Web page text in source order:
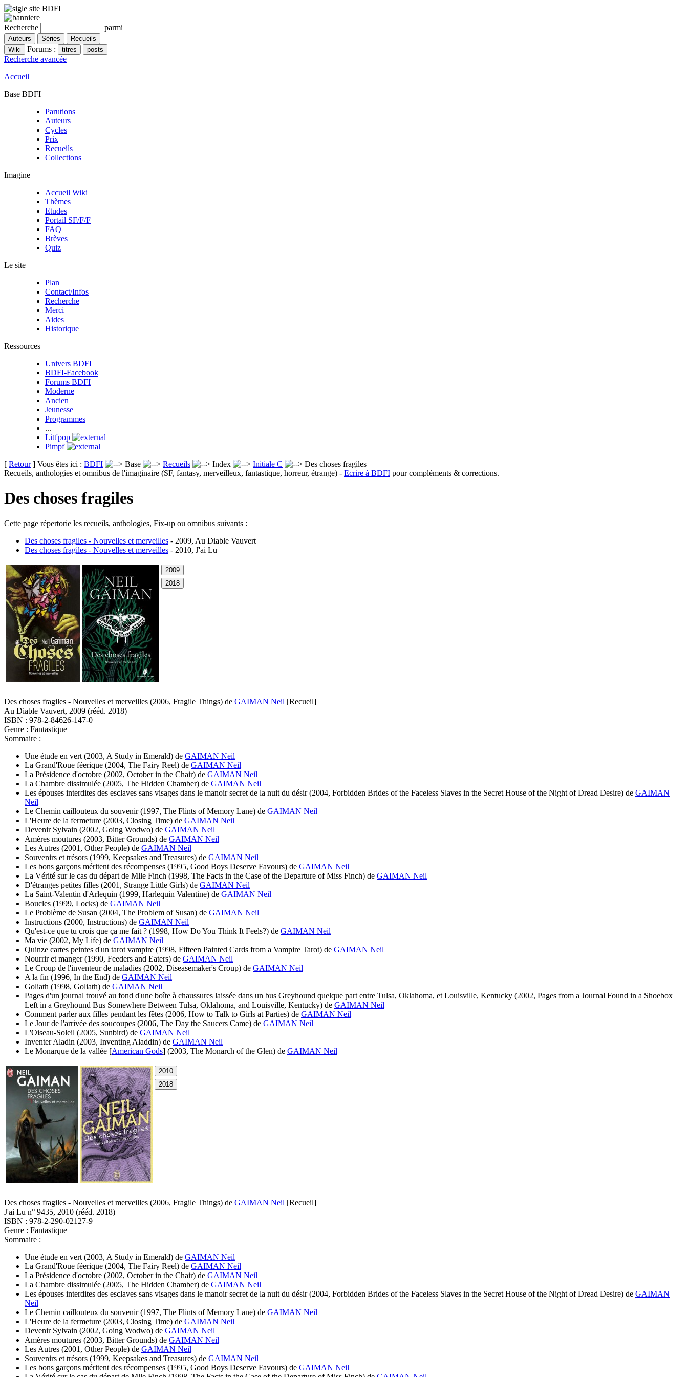
Recherche parmi
Forums :
Recherche avancée
Accueil
Base BDFI
Parutions
Auteurs
Cycles
Prix
Recueils
Collections
Imagine
Accueil Wiki
Thèmes
Etudes
Portail SF/F/F
FAQ
Brèves
Quiz
Le site
Plan
Contact/Infos
Recherche
Merci
Aides
Historique
Ressources
Univers BDFI
BDFI-Facebook
Forums BDFI
Moderne
Ancien
Jeunesse
Programmes
...
Litt'pop
Pimpf
[ Retour] Vous êtes ici : BDFI Base Recueils Index Initiale C
Des choses fragiles
Recueils, anthologies et omnibus de l'imaginaire (SF, fantasy, merveilleux, fantastique, horreur, étrange) - Ecrire à BDFI pour compléments & corrections.
Des choses fragiles
Cette page répertorie les recueils, anthologies, Fix-up ou omnibus suivants :
Des choses fragiles - Nouvelles et merveilles - 2009, Au Diable Vauvert
Des choses fragiles - Nouvelles et merveilles - 2010, J'ai Lu
Des choses fragiles - Nouvelles et merveilles (2006, Fragile Things) de GAIMAN Neil [Recueil]
Au Diable Vauvert, 2009 (rééd. 2018)
ISBN : 978-2-84626-147-0
Genre : Fantastique
Sommaire :
Une étude en vert (2003, A Study in Emerald) de GAIMAN Neil
La Grand'Roue féerique (2004, The Fairy Reel) de GAIMAN Neil
La Présidence d'octobre (2002, October in the Chair) de GAIMAN Neil
La Chambre dissimulée (2005, The Hidden Chamber) de GAIMAN Neil
Les épouses interdites des esclaves sans visages dans le manoir secret de la nuit du désir (2004, Forbidden Brides of the Faceless Slaves in the Secret House of the Night of Dread Desire) de GAIMAN
Neil
Le Chemin caillouteux du souvenir (1997, The Flints of Memory Lane) de GAIMAN Neil
L'Heure de la fermeture (2003, Closing Time) de GAIMAN Neil
Devenir Sylvain (2002, Going Wodwo) de GAIMAN Neil
Amères moutures (2003, Bitter Grounds) de GAIMAN Neil
Les Autres (2001, Other People) de GAIMAN Neil
Souvenirs et trésors (1999, Keepsakes and Treasures) de GAIMAN Neil
Les bons garçons méritent des récompenses (1995, Good Boys Deserve Favours) de GAIMAN Neil
La Vérité sur le cas du départ de Mlle Finch (1998, The Facts in the Case of the Departure of Miss Finch) de GAIMAN Neil
D'étranges petites filles (2001, Strange Little Girls) de GAIMAN Neil
La Saint-Valentin d'Arlequin (1999, Harlequin Valentine) de GAIMAN Neil
Boucles (1999, Locks) de GAIMAN Neil
Le Problème de Susan (2004, The Problem of Susan) de GAIMAN Neil
Instructions (2000, Instructions) de GAIMAN Neil
Qu'est-ce que tu crois que ça me fait ? (1998, How Do You Think It Feels?) de GAIMAN Neil
Ma vie (2002, My Life) de GAIMAN Neil
Quinze cartes peintes d'un tarot vampire (1998, Fifteen Painted Cards from a Vampire Tarot) de GAIMAN Neil
Nourrir et manger (1990, Feeders and Eaters) de GAIMAN Neil
Le Croup de l'inventeur de maladies (2002, Diseasemaker's Croup) de GAIMAN Neil
A la fin (1996, In the End) de GAIMAN Neil
Goliath (1998, Goliath) de GAIMAN Neil
Pages d'un journal trouvé au fond d'une boîte à chaussures laissée dans un bus Greyhound quelque part entre Tulsa, Oklahoma, et Louisville, Kentucky (2002, Pages from a Journal Found in a Shoebox
Left in a Greyhound Bus Somewhere Between Tulsa, Oklahoma, and Louisville, Kentucky) de GAIMAN Neil
Comment parler aux filles pendant les fêtes (2006, How to Talk to Girls at Parties) de GAIMAN Neil
Le Jour de l'arrivée des soucoupes (2006, The Day the Saucers Came) de GAIMAN Neil
L'Oiseau-Soleil (2005, Sunbird) de GAIMAN Neil
Inventer Aladin (2003, Inventing Aladdin) de GAIMAN Neil
Le Monarque de la vallée [American Gods] (2003, The Monarch of the Glen) de GAIMAN Neil
Des choses fragiles - Nouvelles et merveilles (2006, Fragile Things) de GAIMAN Neil [Recueil]
J'ai Lu n° 9435, 2010 (rééd. 2018)
ISBN : 978-2-290-02127-9
Genre : Fantastique
Sommaire :
Une étude en vert (2003, A Study in Emerald) de GAIMAN Neil
La Grand'Roue féerique (2004, The Fairy Reel) de GAIMAN Neil
La Présidence d'octobre (2002, October in the Chair) de GAIMAN Neil
La Chambre dissimulée (2005, The Hidden Chamber) de GAIMAN Neil
Les épouses interdites des esclaves sans visages dans le manoir secret de la nuit du désir (2004, Forbidden Brides of the Faceless Slaves in the Secret House of the Night of Dread Desire) de GAIMAN
Neil
Le Chemin caillouteux du souvenir (1997, The Flints of Memory Lane) de GAIMAN Neil
L'Heure de la fermeture (2003, Closing Time) de GAIMAN Neil
Devenir Sylvain (2002, Going Wodwo) de GAIMAN Neil
Amères moutures (2003, Bitter Grounds) de GAIMAN Neil
Les Autres (2001, Other People) de GAIMAN Neil
Souvenirs et trésors (1999, Keepsakes and Treasures) de GAIMAN Neil
Les bons garçons méritent des récompenses (1995, Good Boys Deserve Favours) de GAIMAN Neil